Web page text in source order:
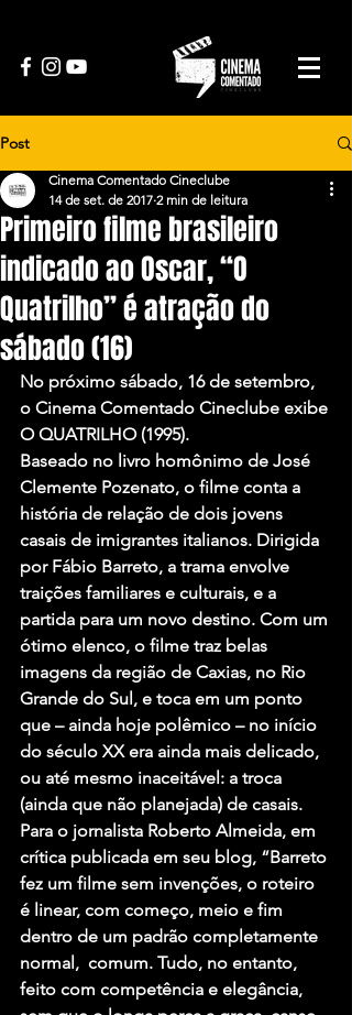
Post
Primeiro filme brasileiro
indicado ao Oscar, “O
Quatrilho” é atração do
sábado (16)
Cinema Comentado Cineclube
14 de set. de 2017 2 min de leitura
No próximo sábado, 16 de setembro,
o Cinema Comentado Cineclube exibe
O QUATRILHO (1995).
Baseado no livro homônimo de José
Clemente Pozenato, o filme conta a
história de relação de dois jovens
casais de imigrantes italianos. Dirigida
por Fábio Barreto, a trama envolve
traições familiares e culturais, e a
partida para um novo destino. Com um
ótimo elenco, o filme traz belas
imagens da região de Caxias, no Rio
Grande do Sul, e toca em um ponto
que – ainda hoje polêmico – no início
do século XX era ainda mais delicado,
ou até mesmo inaceitável: a troca
(ainda que não planejada) de casais.
Para o jornalista Roberto Almeida, em
crítica publicada em seu blog, “Barreto
fez um filme sem invenções, o roteiro
é linear, com começo, meio e fim
dentro de um padrão completamente
normal,  comum. Tudo, no entanto,
feito com competência e elegância,